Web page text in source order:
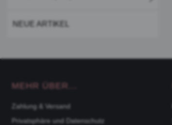
NEUE ARTIKEL
MEHR ÜBER...
Zahlung & Versand
Privatsphäre und Datenschutz